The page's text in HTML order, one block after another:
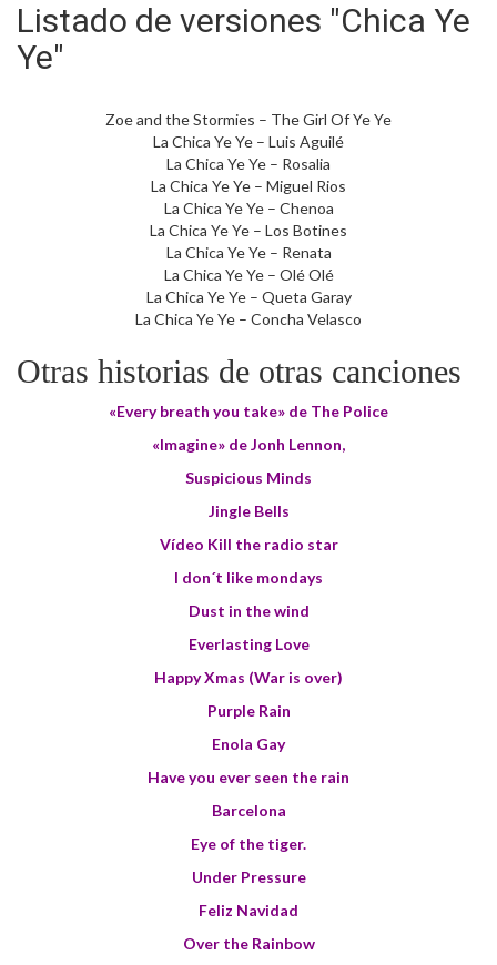
Listado de versiones "Chica Ye
Ye"
Zoe and the Stormies – The Girl Of Ye Ye
La Chica Ye Ye – Luis Aguilé
La Chica Ye Ye – Rosalia
La Chica Ye Ye – Miguel Rios
La Chica Ye Ye – Chenoa
La Chica Ye Ye – Los Botines
La Chica Ye Ye – Renata
La Chica Ye Ye – Olé Olé
La Chica Ye Ye – Queta Garay
La Chica Ye Ye – Concha Velasco
Otras historias de otras canciones
«Every breath you take» de The Police
«Imagine» de Jonh Lennon,
Suspicious Minds
Jingle Bells
Vídeo Kill the radio star
I don´t like mondays
Dust in the wind
Everlasting Love
Happy Xmas (War is over)
Purple Rain
Enola Gay
Have you ever seen the rain
Barcelona
Eye of the tiger.
Under Pressure
Feliz Navidad
Over the Rainbow